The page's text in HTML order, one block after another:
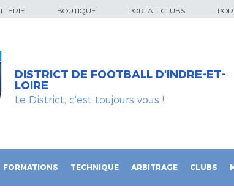
BOUTIQUE PORTAIL CLUBS
DISTRICT DE FOOTBALL D'INDRE-ET-
LOIRE
Le District, c'est toujours vous !
FORMATIONS TECHNIQUE ARBITRAGE CLUBS